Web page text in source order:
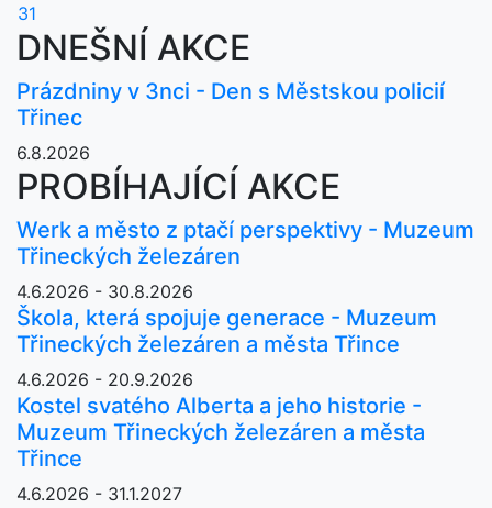
31
DNEŠNÍ AKCE
Prázdniny v 3nci - Den s Městskou policií
Třinec
6.8.2026
PROBÍHAJÍCÍ AKCE
Werk a město z ptačí perspektivy - Muzeum
Třineckých železáren
4.6.2026 - 30.8.2026
Škola, která spojuje generace - Muzeum
Třineckých železáren a města Třince
4.6.2026 - 20.9.2026
Kostel svatého Alberta a jeho historie -
Muzeum Třineckých železáren a města
Třince
4.6.2026 - 31.1.2027